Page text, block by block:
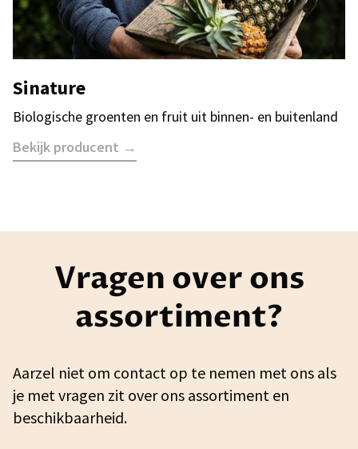
Sinature
Biologische groenten en fruit uit binnen- en buitenland
Bekijk producent →
Vragen over ons
assortiment?
Aarzel niet om contact op te nemen met ons als
je met vragen zit over ons assortiment en
beschikbaarheid.